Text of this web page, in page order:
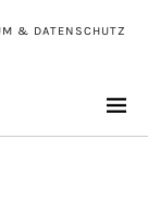
& DATENSCHUTZ